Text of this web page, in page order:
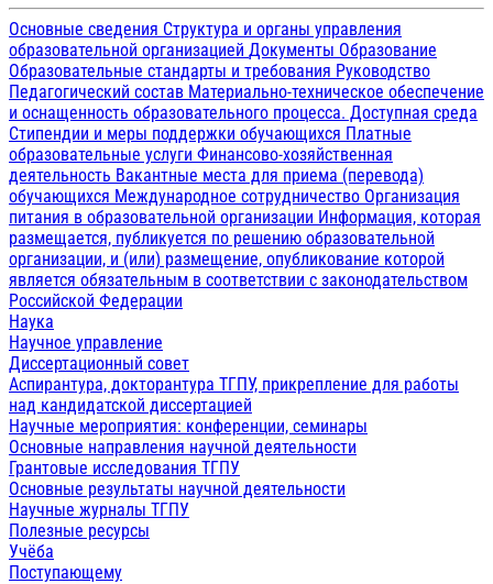
Основные сведения Структура и органы управления
образовательной организацией Документы Образование
Образовательные стандарты и требования Руководство
Педагогический состав Материально-техническое обеспечение
и оснащенность образовательного процесса. Доступная среда
Стипендии и меры поддержки обучающихся Платные
образовательные услуги Финансово-хозяйственная
деятельность Вакантные места для приема (перевода)
обучающихся Международное сотрудничество Организация
питания в образовательной организации Информация, которая
размещается, публикуется по решению образовательной
организации, и (или) размещение, опубликование которой
является обязательным в соответствии с законодательством
Российской Федерации
Наука
Научное управление
Диссертационный совет
Аспирантура, докторантура ТГПУ, прикрепление для работы
над кандидатской диссертацией
Научные мероприятия: конференции, семинары
Основные направления научной деятельности
Грантовые исследования ТГПУ
Основные результаты научной деятельности
Научные журналы ТГПУ
Полезные ресурсы
Учёба
Поступающему